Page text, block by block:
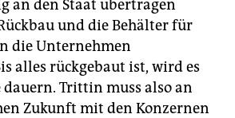
an den Staat übertragen
und die Behälter für
die Unternehmen
alles rückgebaut ist, wird es
dauern. Trittin muss also an
Zukunft mit den Konzernen